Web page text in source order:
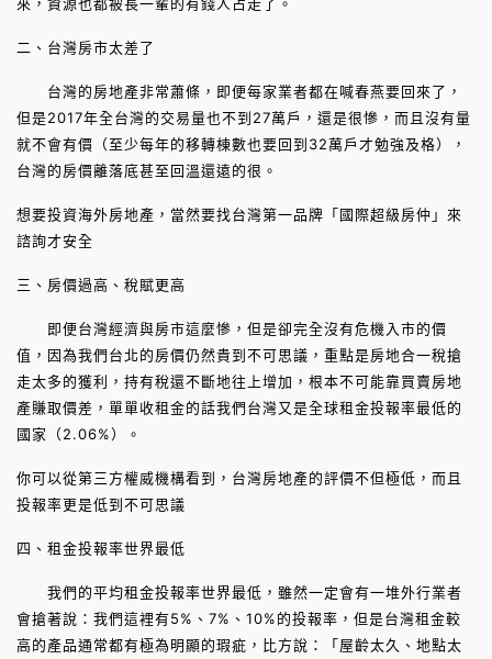
來，資源也都被長一輩的有錢人占走了。
二、台灣房市太差了
台灣的房地產非常蕭條，即便每家業者都在喊春燕要回來了，
但是2017年全台灣的交易量也不到27萬戶，還是很慘，而且沒有量
就不會有價（至少每年的移轉棟數也要回到32萬戶才勉強及格），
台灣的房價離落底甚至回溫還遠的很。
想要投資海外房地產，當然要找台灣第一品牌「國際超級房仲」來
諮詢才安全
三、房價過高、稅賦更高
即便台灣經濟與房市這麼慘，但是卻完全沒有危機入市的價
值，因為我們台北的房價仍然貴到不可思議，重點是房地合一稅搶
走太多的獲利，持有稅還不斷地往上增加，根本不可能靠買賣房地
產賺取價差，單單收租金的話我們台灣又是全球租金投報率最低的
國家（2.06%）。
你可以從第三方權威機構看到，台灣房地產的評價不但極低，而且
投報率更是低到不可思議
四、租金投報率世界最低
我們的平均租金投報率世界最低，雖然一定會有一堆外行業者
會搶著說：我們這裡有5%、7%、10%的投報率，但是台灣租金較
高的產品通常都有極為明顯的瑕疵，比方說：「屋齡太久、地點太